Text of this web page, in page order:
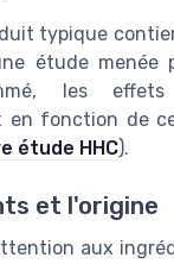
typique
étude menée
les
en fonction de
étude HHC).
et l'origine
aux